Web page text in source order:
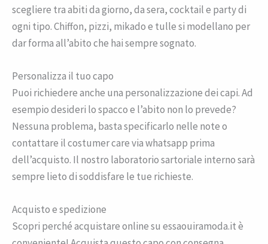
scegliere tra abiti da giorno, da sera, cocktail e party di
ogni tipo. Chiffon, pizzi, mikado e tulle si modellano per
dar forma all’abito che hai sempre sognato.
Personalizza il tuo capo
Puoi richiedere anche una personalizzazione dei capi. Ad
esempio desideri lo spacco e l’abito non lo prevede?
Nessuna problema, basta specificarlo nelle note o
contattare il costumer care via whatsapp prima
dell’acquisto. Il nostro laboratorio sartoriale interno sarà
sempre lieto di soddisfare le tue richieste.
Acquisto e spedizione
Scopri perché acquistare online su essaouiramoda.it è